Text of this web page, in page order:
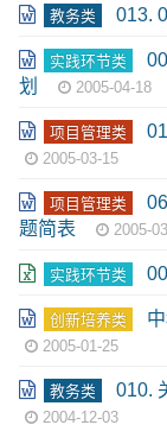
教务类 013.
实践环节类
划
2005-04-18
项目管理类
2005-03-15
项目管理类
题简表
2005-
实践环节类
创新培养类
2005-01-25
教务类 010.
2004-12-03